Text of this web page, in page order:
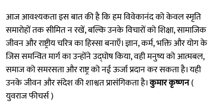
आज आवश्यकता इस बात की है कि हम विवेकानंद को केवल स्मृति
समारोहों तक सीमित न रखें, बल्कि उनके विचारों को शिक्षा, सामाजिक
जीवन और राष्ट्रीय चरित्र का हिस्सा बनाएँ। ज्ञान, कर्म, भक्ति और योग के
जिस समन्वित मार्ग का उन्होंने उद्घोष किया, वही मनुष्य को आत्मबल,
समाज को समरसता और राष्ट्र को नई ऊर्जा प्रदान कर सकता है। यही
उनके जीवन और संदेश की शाश्वत प्रासंगिकता है।कुमार कृष्णन(
युवराज फीचर्स )